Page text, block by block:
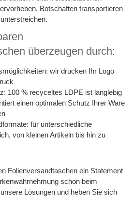
Botschaften transportieren
überzeugen durch:
wir drucken Ihr Logo
100 % recyceltes LDPE ist langlebig
einen optimalen Schutz Ihrer Ware
für unterschiedliche
von kleinen Artikeln bis hin zu
Folienversandtaschen ein Statement
schon beim
Lösungen und heben Sie sich